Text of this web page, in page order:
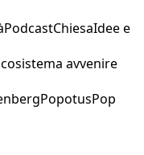
PodcastChiesaIdee e
avvenire
PopotusPop